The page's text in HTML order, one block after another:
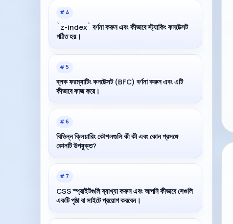
# 4
`z-index` বর্ণনা করুন এবং কীভাবে স্ট্যাকিং কনটেক্সট
গঠিত হয়।
#5
ব্লক ফরম্যাটিং কনটেক্সট (BFC) বর্ণনা করুন এবং এটি
কীভাবে কাজ করে।
#6
বিভিন্ন ক্লিয়ারিং কৌশলগুলি কী কী এবং কোন প্রসঙ্গে
কোনটি উপযুক্ত?
# 7
CSS স্প্রাইটগুলি ব্যাখ্যা করুন এবং আপনি কীভাবে সেগুলি
একটি পৃষ্ঠা বা সাইটে প্রয়োগ করবেন।